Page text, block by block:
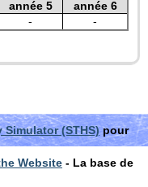
année 5
année 6
- -
Simulator (STHS)pour
Website - La base de